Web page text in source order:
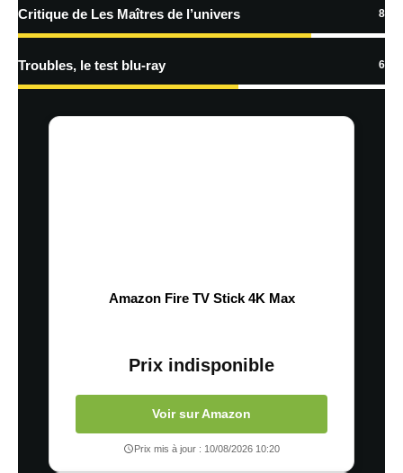
Critique de Les Maîtres de l’univers 8
Troubles, le test blu-ray 6
Amazon Fire TV Stick 4K Max
Prix indisponible
Voir sur Amazon
Prix mis à jour : 10/08/2026 10:20